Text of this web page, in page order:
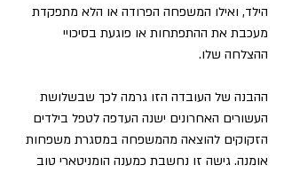
הילד, ואילו המשפחה הפרודה או הלא מתפקדת
מעכבת את ההתפתחות או פוגעת בסיכויי
ההצלחה שלו.
ההבנה של העובדה הזו גרמה לכך שבשלושת
העשורים האחרונים ישנה העדפה לטפל בילדים
הזקוקים להוצאה מהמשפחה במסגרת משפחות
אומנה. גישה זו נחשבת כמענה הומניטארי טוב